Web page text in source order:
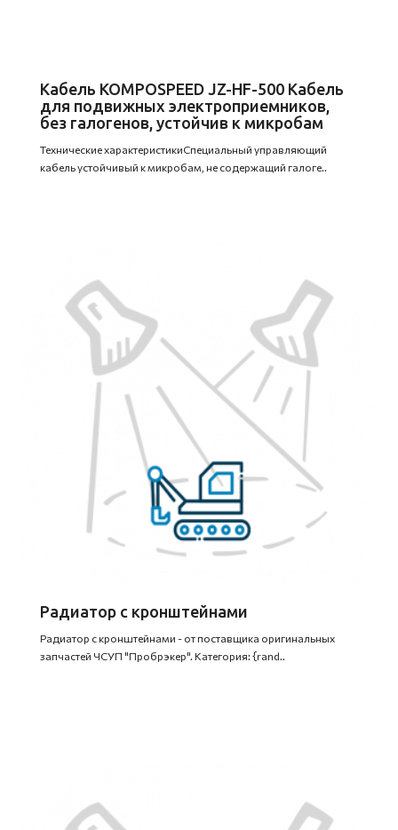
Кабель KOMPOSPEED JZ-HF-500 Кабель
для подвижных электроприемников,
без галогенов, устойчив к микробам
Технические характеристикиСпециальный управляющий
кабель устойчивый к микробам, не содержащий галоге..
Радиатор с кронштейнами
Радиатор с кронштейнами - от поставщика оригинальных
запчастей ЧСУП "Пробрэкер". Категория: {rand..